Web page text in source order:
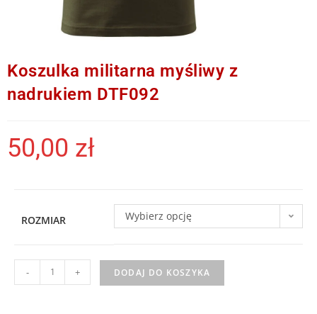
Koszulka militarna myśliwy z
nadrukiem DTF092
50,00 zł
ROZMIAR Wybierz opcję
- + DODAJ DO KOSZYKA